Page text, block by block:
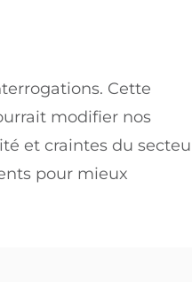
Cette
modifier nos
et craintes du
pour mieux